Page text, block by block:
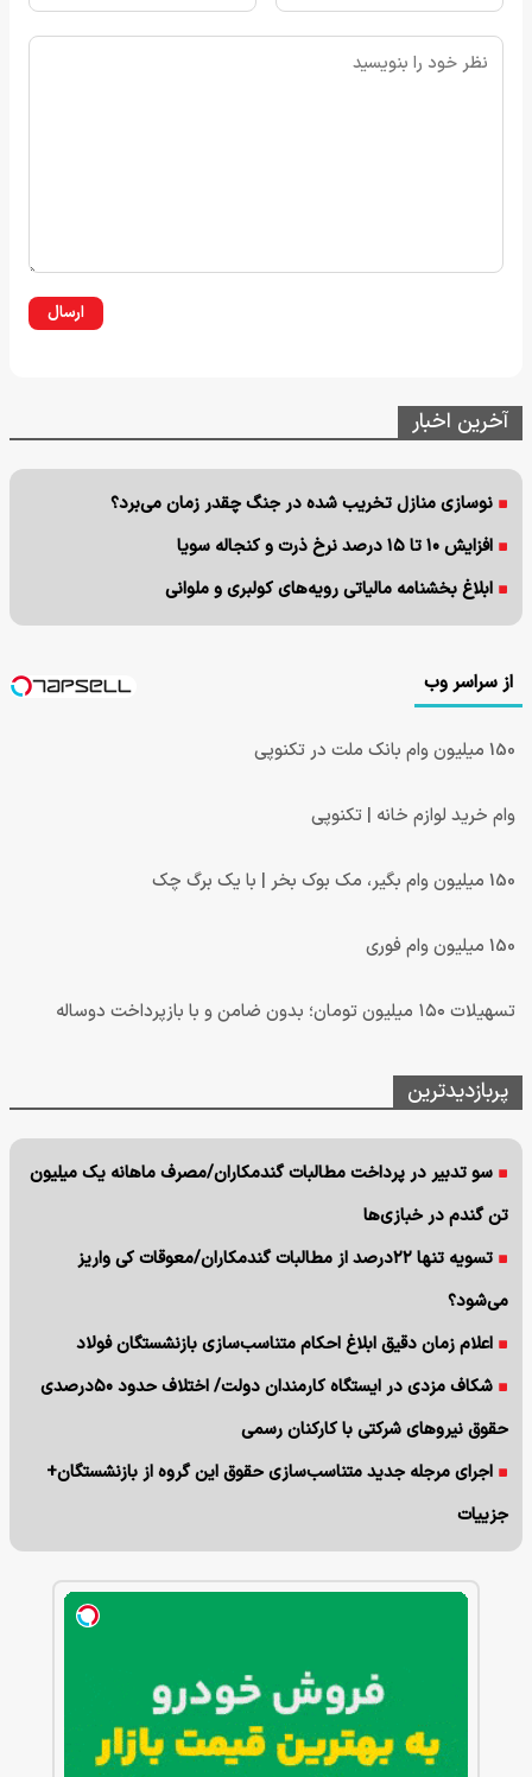
ارسال
آخرین اخبار
نوسازی منازل تخریب شده در جنگ چقدر زمان می‌برد؟
افزایش ۱۰ تا ۱۵ درصد نرخ ذرت و کنجاله سویا
ابلاغ بخشنامه مالیاتی رویه‌های کولبری و ملوانی
از سراسر وب
150 میلیون وام بانک ملت در تکنوپی
وام خرید لوازم خانه | تکنوپی
150 میلیون وام بگیر، مک بوک بخر | با یک برگ چک
150 میلیون وام فوری
تسهیلات ۱۵۰ میلیون تومان؛ بدون ضامن و با بازپرداخت دوساله
پربازدیدترین
سو تدبیر در پرداخت مطالبات گندمکاران/مصرف ماهانه یک میلیون
تن گندم در خبازی‌ها
تسویه تنها ۲۲درصد از مطالبات گندمکاران/معوقات کی واریز
می‌شود؟
اعلام زمان دقیق ابلاغ احکام متناسب‌سازی بازنشستگان فولاد
شکاف مزدی در ایستگاه کارمندان دولت/ اختلاف حدود ۵۰درصدی
حقوق نیروهای شرکتی با کارکنان رسمی
اجرای مرجله جدید متناسب‌سازی حقوق این گروه از بازنشستگان+
جزییات